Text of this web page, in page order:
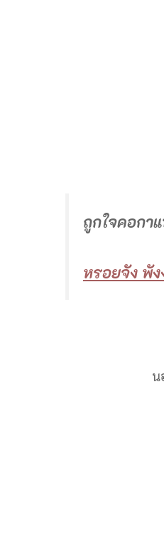
ถูกใจคอกา
หรอยจัง พัง
น